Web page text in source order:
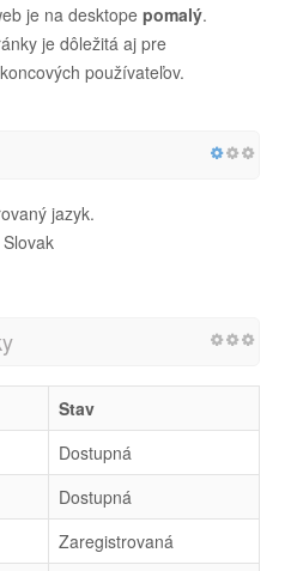
je na desktope pomalý.
je dôležitá aj pre
používateľov.
jazyk.
Stav
Dostupná
Dostupná
Zaregistrovaná